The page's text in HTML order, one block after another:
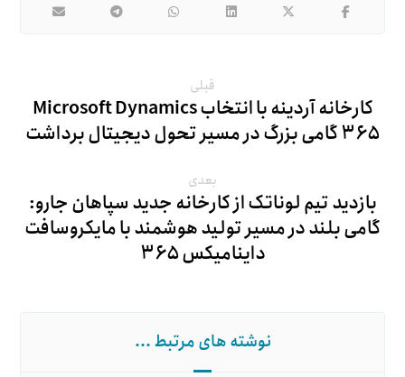
قبلی
کارخانه آردینه با انتخاب Microsoft Dynamics
۳۶۵ گامی بزرگ در مسیر تحول دیجیتال برداشت
بعدی
بازدید تیم لوناتک از کارخانه جدید سپاهان جارو:
گامی بلند در مسیر تولید هوشمند با مایکروسافت
داینامیکس ۳۶۵
نوشته های مرتبط ...